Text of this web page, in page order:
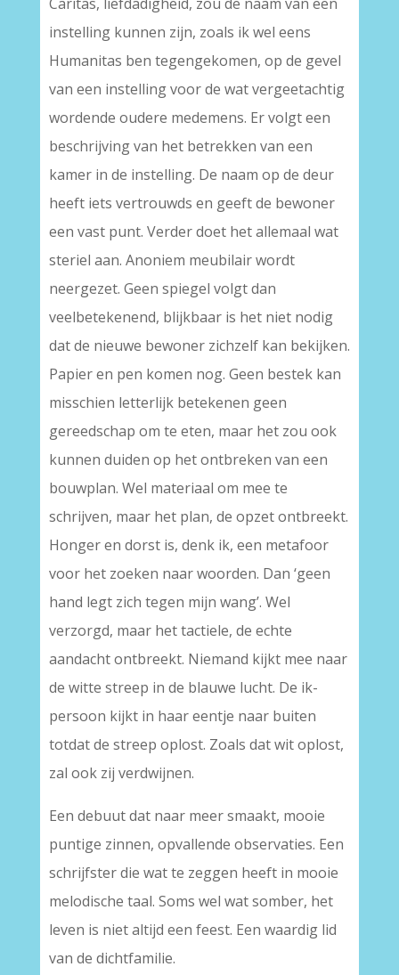
instelling kunnen zijn, zoals ik wel eens
Humanitas ben tegengekomen, op de gevel
van een instelling voor de wat vergeetachtig
wordende oudere medemens. Er volgt een
beschrijving van het betrekken van een
kamer in de instelling. De naam op de deur
heeft iets vertrouwds en geeft de bewoner
een vast punt. Verder doet het allemaal wat
steriel aan. Anoniem meubilair wordt
neergezet. Geen spiegel volgt dan
veelbetekenend, blijkbaar is het niet nodig
dat de nieuwe bewoner zichzelf kan bekijken.
Papier en pen komen nog. Geen bestek kan
misschien letterlijk betekenen geen
gereedschap om te eten, maar het zou ook
kunnen duiden op het ontbreken van een
bouwplan. Wel materiaal om mee te
schrijven, maar het plan, de opzet ontbreekt.
Honger en dorst is, denk ik, een metafoor
voor het zoeken naar woorden. Dan ‘geen
hand legt zich tegen mijn wang’. Wel
verzorgd, maar het tactiele, de echte
aandacht ontbreekt. Niemand kijkt mee naar
de witte streep in de blauwe lucht. De ik-
persoon kijkt in haar eentje naar buiten
totdat de streep oplost. Zoals dat wit oplost,
zal ook zij verdwijnen.
Een debuut dat naar meer smaakt, mooie
puntige zinnen, opvallende observaties. Een
schrijfster die wat te zeggen heeft in mooie
melodische taal. Soms wel wat somber, het
leven is niet altijd een feest. Een waardig lid
van de dichtfamilie.